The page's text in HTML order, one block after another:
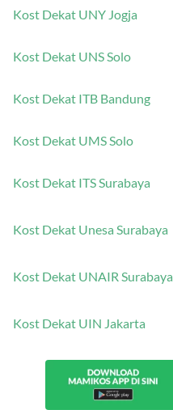
Kost Dekat UNY Jogja
Kost Dekat UNS Solo
Kost Dekat ITB Bandung
Kost Dekat UMS Solo
Kost Dekat ITS Surabaya
Kost Dekat Unesa Surabaya
Kost Dekat UNAIR Surabaya
Kost Dekat UIN Jakarta